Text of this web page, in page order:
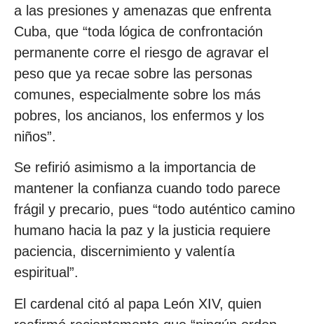
a las presiones y amenazas que enfrenta
Cuba, que “toda lógica de confrontación
permanente corre el riesgo de agravar el
peso que ya recae sobre las personas
comunes, especialmente sobre los más
pobres, los ancianos, los enfermos y los
niños”.
Se refirió asimismo a la importancia de
mantener la confianza cuando todo parece
frágil y precario, pues “todo auténtico camino
humano hacia la paz y la justicia requiere
paciencia, discernimiento y valentía
espiritual”.
El cardenal citó al papa León XIV, quien